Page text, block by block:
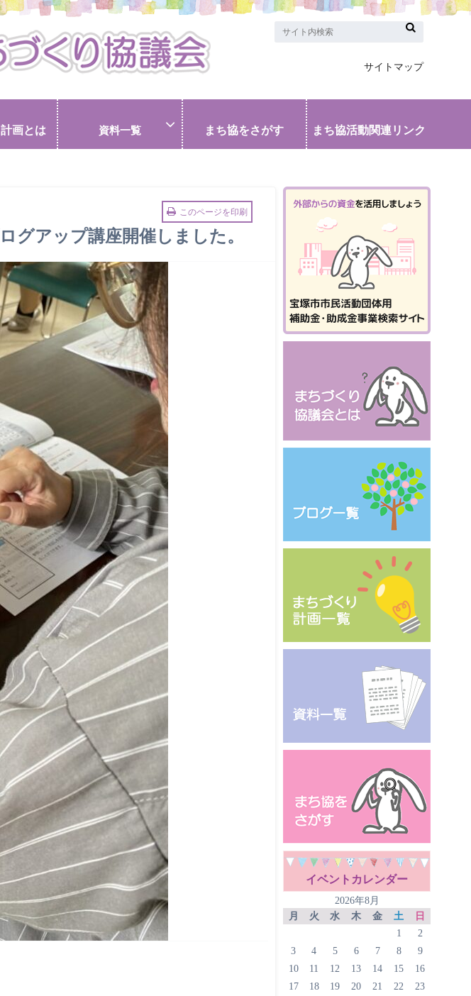
サイトマップ
画とは 資料一覧 まち協をさがす まち協活動関連リンク
このページを印刷
グアップ講座開催しました。
イベントカレンダー
2026年8月
月
火 水 木 金 土
日
1
2
3
4 5 6 7 8
9
10
11 12 13 14 15
16
17
18 19 20 21 22
23